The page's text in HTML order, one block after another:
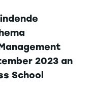
2023 an
School